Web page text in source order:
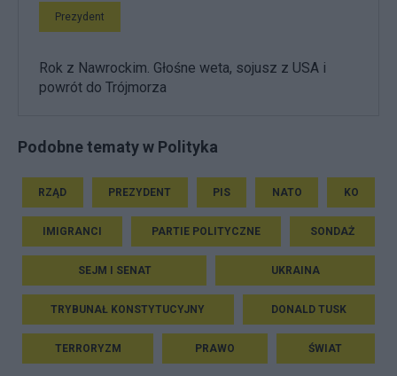
Prezydent
Rok z Nawrockim. Głośne weta, sojusz z USA i
powrót do Trójmorza
Podobne tematy w Polityka
RZĄD PREZYDENT PIS NATO KO
IMIGRANCI PARTIE POLITYCZNE SONDAŻ
SEJM I SENAT UKRAINA
TRYBUNAŁ KONSTYTUCYJNY DONALD TUSK
TERRORYZM PRAWO ŚWIAT